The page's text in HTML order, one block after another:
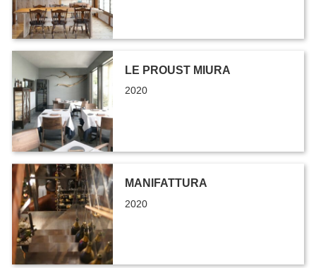
LE PROUST MIURA
2020
MANIFATTURA
2020